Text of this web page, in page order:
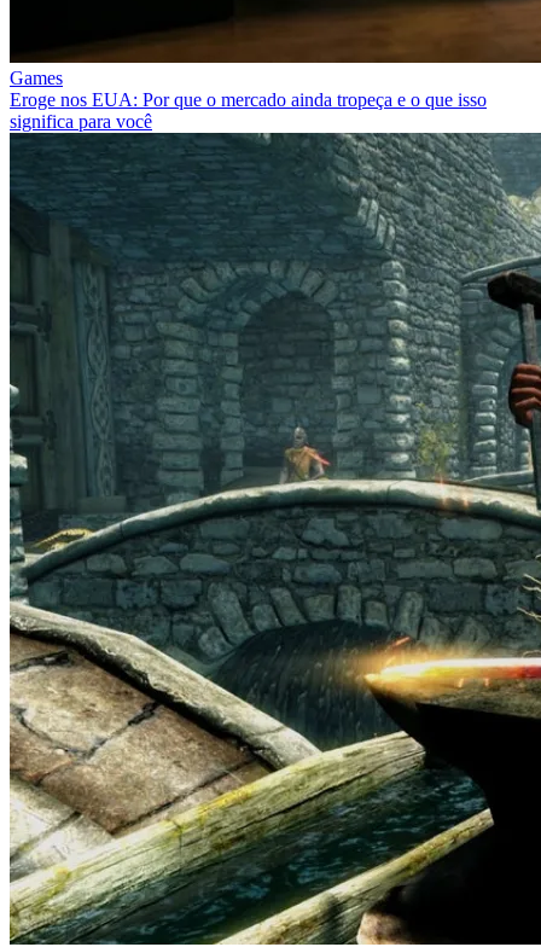
Games
Eroge nos EUA: Por que o mercado ainda tropeça e o que isso
significa para você